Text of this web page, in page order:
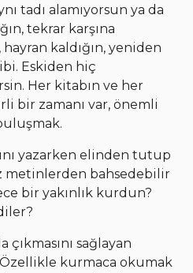
tadı alamıyorsun ya da
tekrar karşına
kaldığın, yeniden
Eskiden hiç
Her kitabın ve her
bir zamanı var, önemli
yazarken elinden tutup
bahsedebilir
bir yakınlık kurdun?
çıkmasını sağlayan
kurmaca okumak